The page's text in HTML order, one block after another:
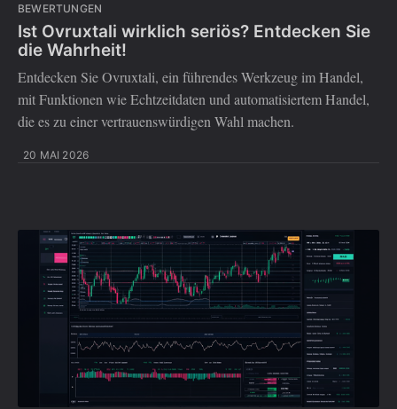
BEWERTUNGEN
Ist Ovruxtali wirklich seriös? Entdecken Sie
die Wahrheit!
Entdecken Sie Ovruxtali, ein führendes Werkzeug im Handel,
mit Funktionen wie Echtzeitdaten und automatisiertem Handel,
die es zu einer vertrauenswürdigen Wahl machen.
20 MAI 2026